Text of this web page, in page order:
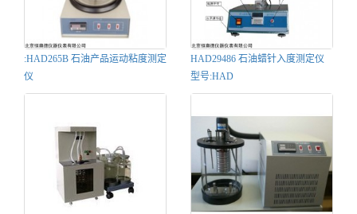
:HAD265B 石油产品运动粘度测定
仪
HAD29486 石油蜡针入度测定仪
型号:HAD